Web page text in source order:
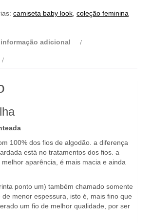
camiseta baby look coleção feminina
informação adicional
100% dos fios de algodão. a diferença
está no tratamentos dos fios. a
aparência, é mais macia e ainda
ponto um) também chamado somente
menor espessura, isto é, mais fino que
um fio de melhor qualidade, por ser